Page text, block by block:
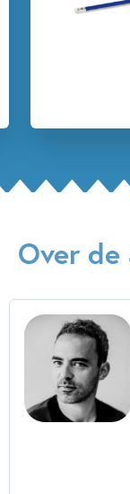
Meesterlijk
'MetZwarte
van de beste
Lezen
Over